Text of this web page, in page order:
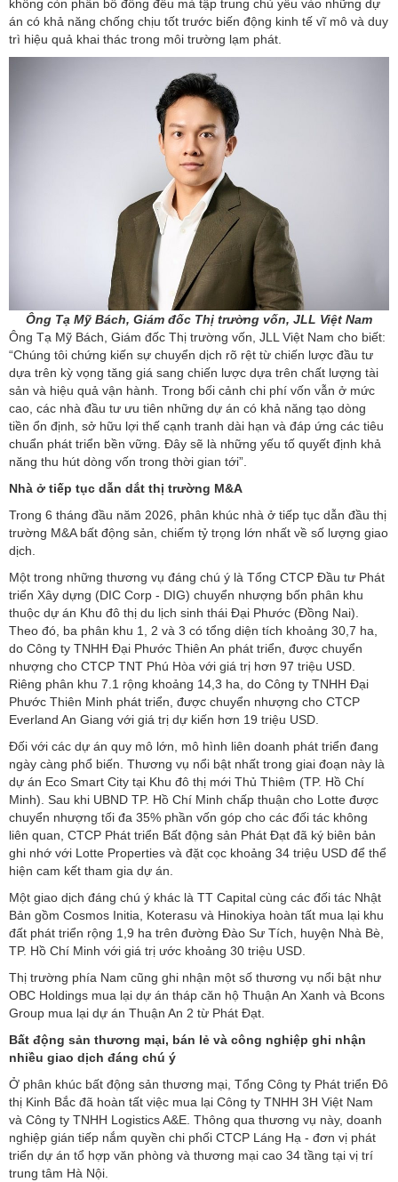
không còn phân bổ đồng đều mà tập trung chủ yếu vào những dự
án có khả năng chống chịu tốt trước biến động kinh tế vĩ mô và duy
trì hiệu quả khai thác trong môi trường lạm phát.
Ông Tạ Mỹ Bách, Giám đốc Thị trường vốn, JLL Việt Nam
Ông Tạ Mỹ Bách, Giám đốc Thị trường vốn, JLL Việt Nam cho biết:
“Chúng tôi chứng kiến sự chuyển dịch rõ rệt từ chiến lược đầu tư
dựa trên kỳ vọng tăng giá sang chiến lược dựa trên chất lượng tài
sản và hiệu quả vận hành. Trong bối cảnh chi phí vốn vẫn ở mức
cao, các nhà đầu tư ưu tiên những dự án có khả năng tạo dòng
tiền ổn định, sở hữu lợi thế cạnh tranh dài hạn và đáp ứng các tiêu
chuẩn phát triển bền vững. Đây sẽ là những yếu tố quyết định khả
năng thu hút dòng vốn trong thời gian tới”.
Nhà ở tiếp tục dẫn dắt thị trường M&A
Trong 6 tháng đầu năm 2026, phân khúc nhà ở tiếp tục dẫn đầu thị
trường M&A bất động sản, chiếm tỷ trọng lớn nhất về số lượng giao
dịch.
Một trong những thương vụ đáng chú ý là Tổng CTCP Đầu tư Phát
triển Xây dựng (DIC Corp - DIG) chuyển nhượng bốn phân khu
thuộc dự án Khu đô thị du lịch sinh thái Đại Phước (Đồng Nai).
Theo đó, ba phân khu 1, 2 và 3 có tổng diện tích khoảng 30,7 ha,
do Công ty TNHH Đại Phước Thiên An phát triển, được chuyển
nhượng cho CTCP TNT Phú Hòa với giá trị hơn 97 triệu USD.
Riêng phân khu 7.1 rộng khoảng 14,3 ha, do Công ty TNHH Đại
Phước Thiên Minh phát triển, được chuyển nhượng cho CTCP
Everland An Giang với giá trị dự kiến hơn 19 triệu USD.
Đối với các dự án quy mô lớn, mô hình liên doanh phát triển đang
ngày càng phổ biến. Thương vụ nổi bật nhất trong giai đoạn này là
dự án Eco Smart City tại Khu đô thị mới Thủ Thiêm (TP. Hồ Chí
Minh). Sau khi UBND TP. Hồ Chí Minh chấp thuận cho Lotte được
chuyển nhượng tối đa 35% phần vốn góp cho các đối tác không
liên quan, CTCP Phát triển Bất động sản Phát Đạt đã ký biên bản
ghi nhớ với Lotte Properties và đặt cọc khoảng 34 triệu USD để thể
hiện cam kết tham gia dự án.
Một giao dịch đáng chú ý khác là TT Capital cùng các đối tác Nhật
Bản gồm Cosmos Initia, Koterasu và Hinokiya hoàn tất mua lại khu
đất phát triển rộng 1,9 ha trên đường Đào Sư Tích, huyện Nhà Bè,
TP. Hồ Chí Minh với giá trị ước khoảng 30 triệu USD.
Thị trường phía Nam cũng ghi nhận một số thương vụ nổi bật như
OBC Holdings mua lại dự án tháp căn hộ Thuận An Xanh và Bcons
Group mua lại dự án Thuận An 2 từ Phát Đạt.
Bất động sản thương mại, bán lẻ và công nghiệp ghi nhận
nhiều giao dịch đáng chú ý
Ở phân khúc bất động sản thương mại, Tổng Công ty Phát triển Đô
thị Kinh Bắc đã hoàn tất việc mua lại Công ty TNHH 3H Việt Nam
và Công ty TNHH Logistics A&E. Thông qua thương vụ này, doanh
nghiệp gián tiếp nắm quyền chi phối CTCP Láng Hạ - đơn vị phát
triển dự án tổ hợp văn phòng và thương mại cao 34 tầng tại vị trí
trung tâm Hà Nội.